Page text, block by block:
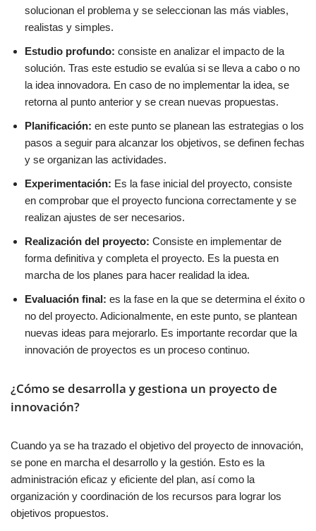
solucionan el problema y se seleccionan las más viables,
realistas y simples.
Estudio profundo: consiste en analizar el impacto de la
solución. Tras este estudio se evalúa si se lleva a cabo o no
la idea innovadora. En caso de no implementar la idea, se
retorna al punto anterior y se crean nuevas propuestas.
Planificación: en este punto se planean las estrategias o los
pasos a seguir para alcanzar los objetivos, se definen fechas
y se organizan las actividades.
Experimentación: Es la fase inicial del proyecto, consiste
en comprobar que el proyecto funciona correctamente y se
realizan ajustes de ser necesarios.
Realización del proyecto: Consiste en implementar de
forma definitiva y completa el proyecto. Es la puesta en
marcha de los planes para hacer realidad la idea.
Evaluación final: es la fase en la que se determina el éxito o
no del proyecto. Adicionalmente, en este punto, se plantean
nuevas ideas para mejorarlo. Es importante recordar que la
innovación de proyectos es un proceso continuo.
¿Cómo se desarrolla y gestiona un proyecto de
innovación?
Cuando ya se ha trazado el objetivo del proyecto de innovación,
se pone en marcha el desarrollo y la gestión. Esto es la
administración eficaz y eficiente del plan, así como la
organización y coordinación de los recursos para lograr los
objetivos propuestos.